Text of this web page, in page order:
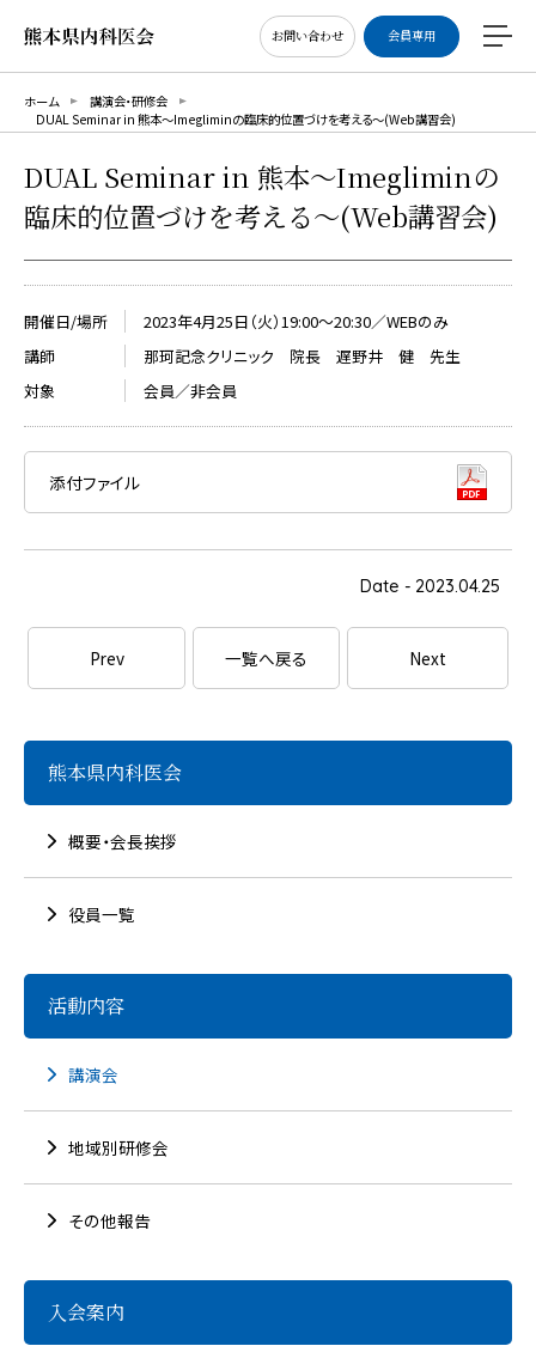
お問い合わせ 会員専用
ホーム
講演会・研修会
DUAL Seminar in 熊本～Imegliminの臨床的位置づけを考える～(Web講習会)
DUAL Seminar in 熊本～Imegliminの
臨床的位置づけを考える～(Web講習会)
開催日/場所
2023年4月25日（火）19:00～20:30／WEBのみ
講師
那珂記念クリニック 院長 遅野井 健 先生
対象
会員／非会員
添付ファイル
Date - 2023.04.25
Prev 一覧へ戻る Next
熊本県内科医会
概要・会長挨拶
役員一覧
活動内容
講演会
地域別研修会
その他報告
入会案内